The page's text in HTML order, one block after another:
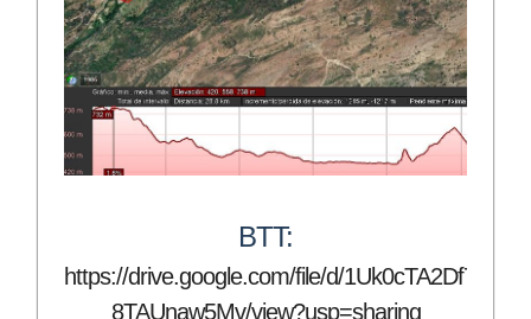
BTT:
https://drive.google.com/file/d/
8TAUnaw5Mv/view?usp=sharing